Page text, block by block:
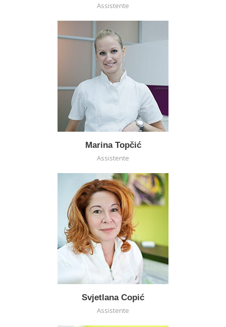
Assistente
Marina Topčić
Assistente
Svjetlana Copić
Assistente